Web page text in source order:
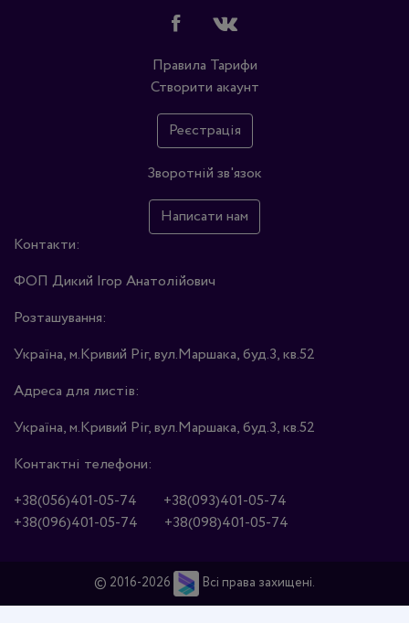
Правила Тарифи
Створити акаунт
Реєстрація
Зворотній зв'язок
Написати нам
Контакти:
ФОП Дикий Ігор Анатолійович
Розташування:
Україна, м.Кривий Ріг, вул.Маршака, буд.3, кв.52
Адреса для листів:
Україна, м.Кривий Ріг, вул.Маршака, буд.3, кв.52
Контактні телефони:
+38(056)401-05-74
+38(093)401-05-74
+38(096)401-05-74
+38(098)401-05-74
© 2016-2026 Всі права захищені.